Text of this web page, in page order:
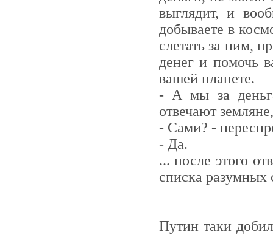
выглядит, и
добываете в
слетать за ним,
денег и помочь
вашей планете.
- А мы за
отвечают
- Сами? -
- Да.
... после этого
списка разумных
Путин таки